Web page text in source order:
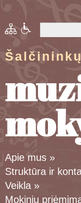
Apie mus »
Struktūra ir
Veikla »
Mokinių